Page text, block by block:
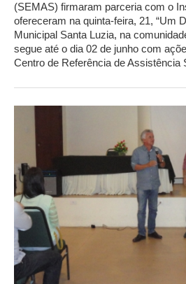
(SEMAS) firmaram parceria com o
ofereceram na quinta-feira, 21, “Um
Municipal Santa Luzia, na
segue até o dia 02 de junho com
Centro de Referência de Assistência